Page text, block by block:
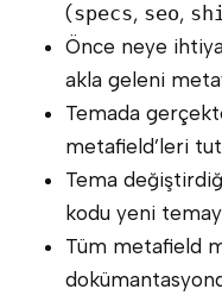
(specs, seo,
Önce neye
akla geleni
Temada
metafield’leri
Tema
kodu yeni
Tüm metafield